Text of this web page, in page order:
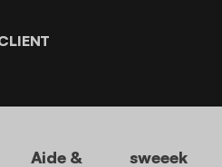
Aide &
sweeek